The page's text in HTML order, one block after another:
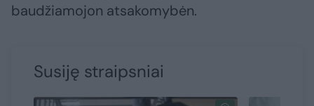
baudžiamojon atsakomybėn.
Susiję straipsniai